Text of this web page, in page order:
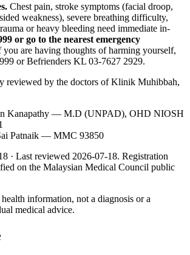
Chest pain, stroke symptoms (facial droop,
weakness), severe breathing difficulty,
or heavy bleeding need immediate in-
or go to the nearest emergency
you are having thoughts of harming yourself,
or Befrienders KL 03-7627 2929.
reviewed by the doctors of Klinik Muhibbah,
Kanapathy — M.D (UNPAD), OHD NIOSH
Patnaik — MMC 93850
· Last reviewed 2026-07-18. Registration
on the Malaysian Medical Council public
information, not a diagnosis or a
medical advice.